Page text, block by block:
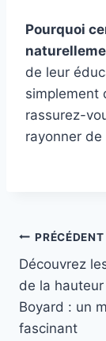
Pourquoi
de leur
simplement
rassurez-
rayonner
de
l’article
PRÉCÉDENT
Découvrez
de la
Boyard : un
fascinant